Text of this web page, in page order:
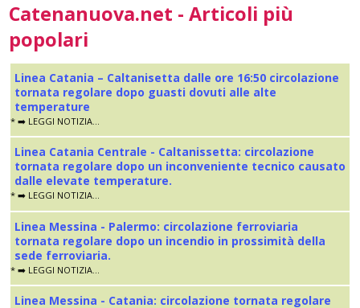
Catenanuova.net - Articoli più
popolari
Linea Catania – Caltanisetta dalle ore 16:50 circolazione
tornata regolare dopo guasti dovuti alle alte
temperature
* ➡️ LEGGI NOTIZIA...
Linea Catania Centrale - Caltanissetta: circolazione
tornata regolare dopo un inconveniente tecnico causato
dalle elevate temperature.
* ➡️ LEGGI NOTIZIA...
Linea Messina - Palermo: circolazione ferroviaria
tornata regolare dopo un incendio in prossimità della
sede ferroviaria.
* ➡️ LEGGI NOTIZIA...
Linea Messina - Catania: circolazione tornata regolare